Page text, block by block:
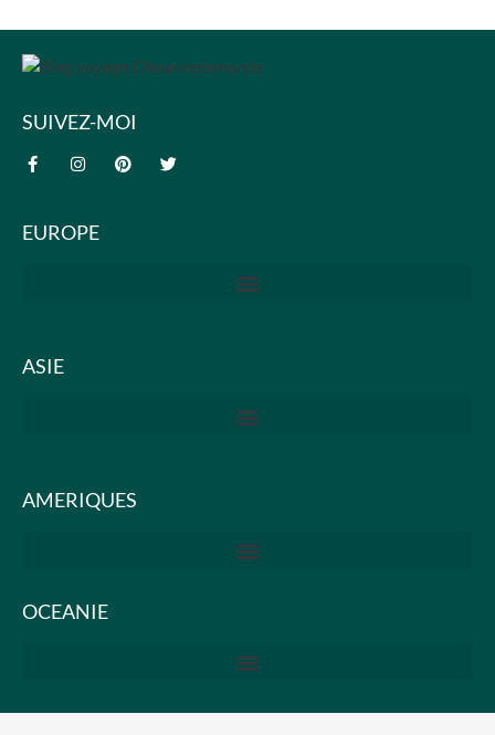
SUIVEZ-MOI
EUROPE
ASIE
AMERIQUES
OCEANIE